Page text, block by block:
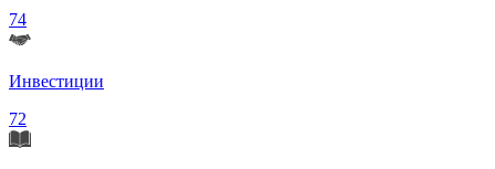
74
Инвестиции
72